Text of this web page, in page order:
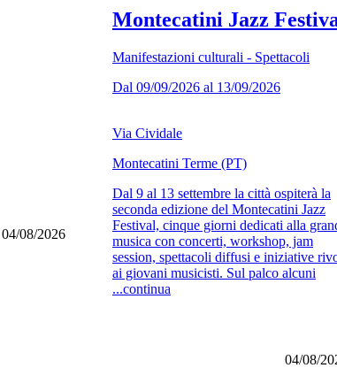
04/08/2026
Montecatini Jazz
Manifestazioni culturali - Spettacoli
Dal 09/09/2026 al 13/09/2026
Via Cividale
Montecatini Terme (PT)
Dal 9 al 13 settembre la città ospiterà la
seconda edizione del Montecatini Jazz
Festival, cinque giorni dedicati alla
musica con concerti, workshop, jam
session, spettacoli diffusi e iniziative
ai giovani musicisti. Sul palco alcuni
...continua
04/08/